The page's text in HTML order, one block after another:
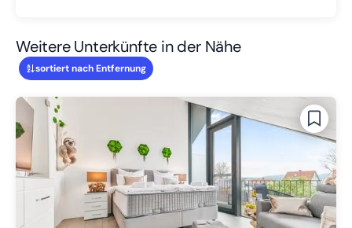
Weitere Unterkünfte in der Nähe
sortiert nach Entfernung